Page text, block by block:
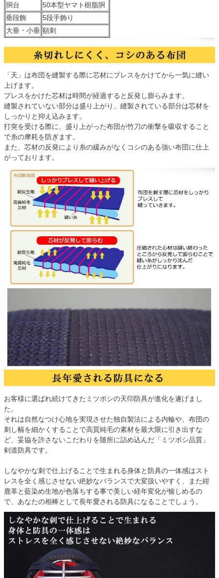
胴台
50本型ヤマト樹脂胴
垂段飾
5段手飾り
大垂・小垂 額刺
「天」は布団を縫製する際に芯材にプレスをかけてから一気に縫い
上げます。
プレスをかけた芯材は時間が経過すると反発し膨らみます。
縫製されていない部分は盛り上がり、縫製されている部分は芯材を
しっかりと抑え込みます。
打突を受ける際に、盛り上がった布団が竹刀の衝撃を吸収すること
で糸の摩耗を防ぎます。
また、芯材の反発により糸の緩みがなくコシのある強い布団に仕上
がっております。
お客様に選ばれ続けてきたミツボシの天印防具が進化を遂げまし
た。
それは自然なつけ心地を実現させた独自製法による内輪や、布団の
刺し幅を細かくすることで高質純毛の素材を最大限に引き出すな
ど、妥協を許さないこだわりを随所に詰め込んだ「ミツボシ品質」
剣道防具です。
しなやかな刺で仕上げることで生まれる身体と防具の一体感はスト
レスを全く感じさせない絶妙なバランスで大変扱いやすく、また紺
鹿革と藍染め生地が色落ちする事で美しい経年変化が愉しめるの
で、あなたの相棒として長年愛される防具になることでしょう。